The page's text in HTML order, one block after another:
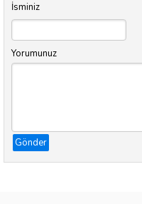
İsminiz
Yorumunuz
Gönder